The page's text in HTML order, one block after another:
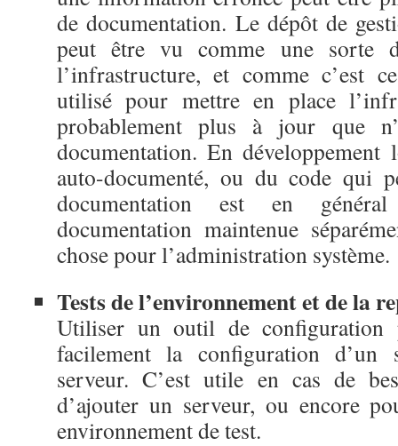
de documentation. Le dépôt de
peut être vu comme une sorte
l’infrastructure, et comme c’est
utilisé pour mettre en place
probablement plus à jour que
documentation. En
auto-documenté, ou du code qui
documentation est en
documentation maintenue
chose pour l’administration système.
Tests de l’environnement et de la
Utiliser un outil de configuration
facilement la configuration
serveur. C’est utile en cas de
d’ajouter un serveur, ou encore
environnement de test.